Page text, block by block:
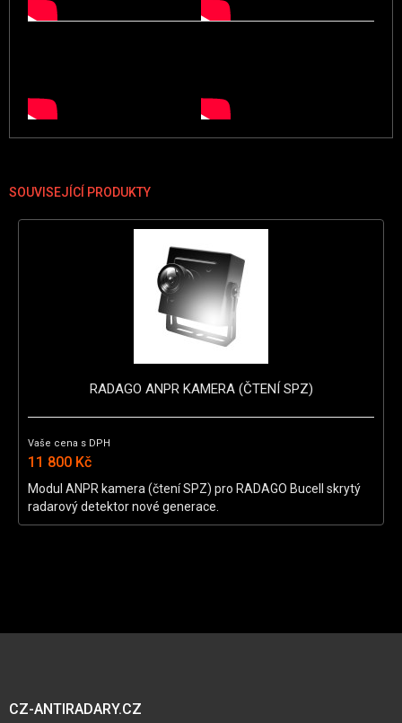
SOUVISEJÍCÍ PRODUKTY
RADAGO ANPR KAMERA (ČTENÍ SPZ)
Vaše cena s DPH
11 800 Kč
Modul ANPR kamera (čtení SPZ) pro RADAGO Bucell skrytý
radarový detektor nové generace.
CZ-ANTIRADARY.CZ